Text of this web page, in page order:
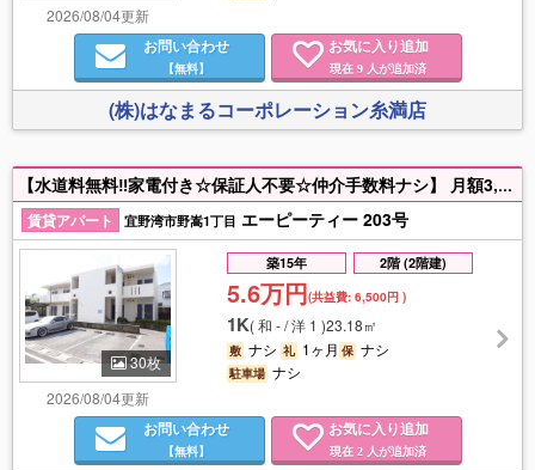
2026/08/04更新
お問い合わせ
【無料】
お気に入り追加
現在 9 人が追加済
(株)はなまるコーポレーション糸満店
【水道料無料‼家電付き☆保証人不要☆仲介手数料ナシ】 月額3,630円でインターネット(Wi-Fi)使い放題♪ 家具家電付きのお部屋で新生活をすぐに始められますよ☆ 土日祝祭日も営業してます‼お部屋探しはお任せ下さい‼ お問い合わせお待ちしております♪
賃貸アパート
宜野湾市野嵩1丁目 エーピーティー 203号
30枚
2026/08/04更新
築15年 2階 (2階建)
5.6万円(共益費:6,500円 )
1K(和 - / 洋 1 )23.18㎡
敷 ナシ 礼 1ヶ月保 ナシ
駐車場 ナシ
お問い合わせ
【無料】
お気に入り追加
現在 2 人が追加済